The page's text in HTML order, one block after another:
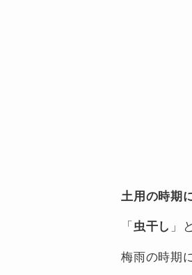
土用の時期
「 虫干し 」
梅雨の時期